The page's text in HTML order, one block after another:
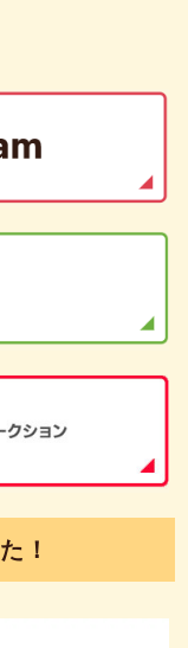
！